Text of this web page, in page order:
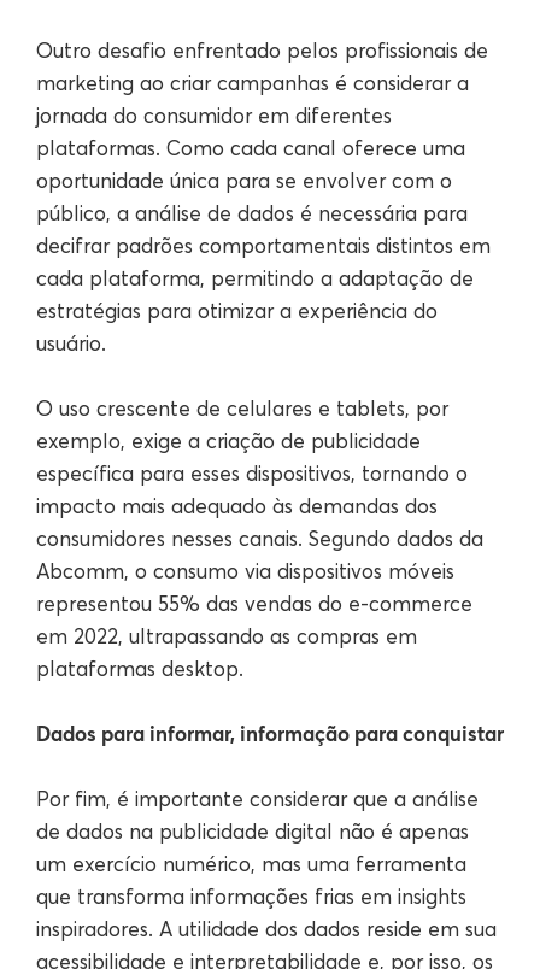
Outro desafio enfrentado pelos profissionais de
marketing ao criar campanhas é considerar a
jornada do consumidor em diferentes
plataformas. Como cada canal oferece uma
oportunidade única para se envolver com o
público, a análise de dados é necessária para
decifrar padrões comportamentais distintos em
cada plataforma, permitindo a adaptação de
estratégias para otimizar a experiência do
usuário.
O uso crescente de celulares e tablets, por
exemplo, exige a criação de publicidade
específica para esses dispositivos, tornando o
impacto mais adequado às demandas dos
consumidores nesses canais. Segundo dados da
Abcomm, o consumo via dispositivos móveis
representou 55% das vendas do e-commerce
em 2022, ultrapassando as compras em
plataformas desktop.
Dados para informar, informação para conquistar
Por fim, é importante considerar que a análise
de dados na publicidade digital não é apenas
um exercício numérico, mas uma ferramenta
que transforma informações frias em insights
inspiradores. A utilidade dos dados reside em sua
acessibilidade e interpretabilidade e, por isso, os